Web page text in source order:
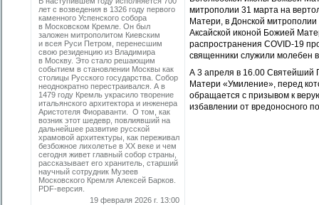
лет с возведения в 1326 году первого
каменного Успенского собора
в Московском Кремле. Он был
заложен митрополитом Киевским
и всея Руси Петром, перенесшим
свою резиденцию из Владимира
в Москву. Это стало решающим
событием в становлении Москвы как
столицы Русского государства. Собор
неоднократно перестраивался. А в
1479 году Кремль украсило творение
итальянского архитектора и инженера
Аристотеля Фиораванти. О том, как
возник этот шедевр, повлиявший на
дальнейшее развитие русской
храмовой архитектуры, как переживал
безбожное лихолетье в ХХ веке и чем
сегодня живет главный собор страны,
рассказывает его хранитель, старший
научный сотрудник Музеев
Московского Кремля Алексей Барков.
PDF-версия.
19 февраля 2026 г. 13:00
митрополии 31 марта на
Матери, в Донской
Аксайской иконой Божией
распространения COVID-19
священники служили молебен
А 3 апреля в 16.00 Святейший
Матери «Умиление», перед
обращается с призывом к
избавлении от вредоносного